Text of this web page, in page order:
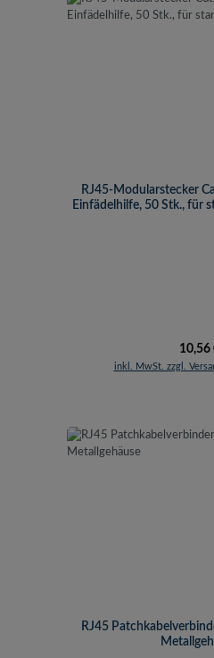
RJ45-Modularstecker
Einfädelhilfe, 50 Stk., für
10,56
inkl. MwSt. zzgl.
RJ45